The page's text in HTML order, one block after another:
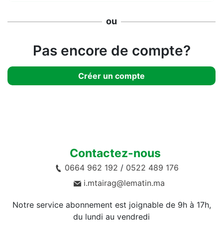
ou
Pas encore de compte?
Créer un compte
Contactez-nous
0664 962 192 / 0522 489 176
i.mtairag@lematin.ma
Notre service abonnement est joignable de 9h à 17h,
du lundi au vendredi